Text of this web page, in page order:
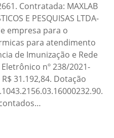
Contratada: MAXLAB
E PESQUISAS LTDA-
empresa para o
para atendimento
de Imunização e Rede
nº 238/2021-
31.192,84. Dotação